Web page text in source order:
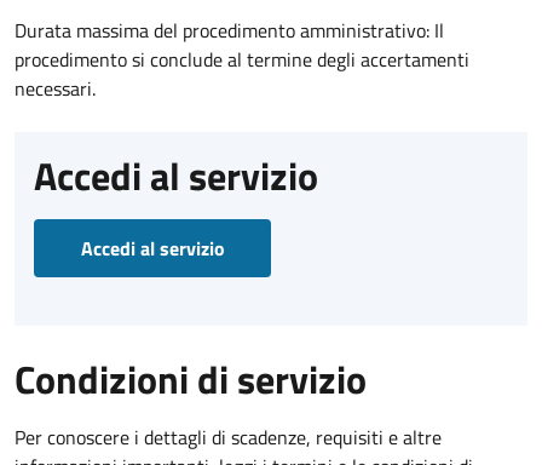
Durata massima del procedimento amministrativo: Il
procedimento si conclude al termine degli accertamenti
necessari.
Accedi al servizio
Accedi al servizio
Condizioni di servizio
Per conoscere i dettagli di scadenze, requisiti e altre